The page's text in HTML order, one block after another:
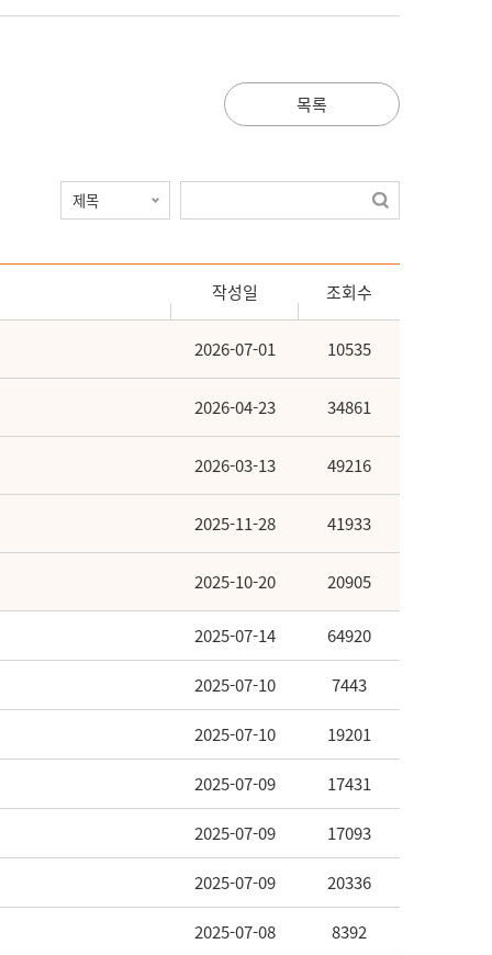
목록
작성일 조회수
2026-07-01 10535
2026-04-23 34861
2026-03-13 49216
2025-11-28 41933
2025-10-20 20905
2025-07-14 64920
2025-07-10 7443
2025-07-10 19201
2025-07-09 17431
2025-07-09 17093
2025-07-09 20336
2025-07-08 8392